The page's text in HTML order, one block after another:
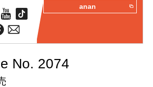
anan
No. 2074